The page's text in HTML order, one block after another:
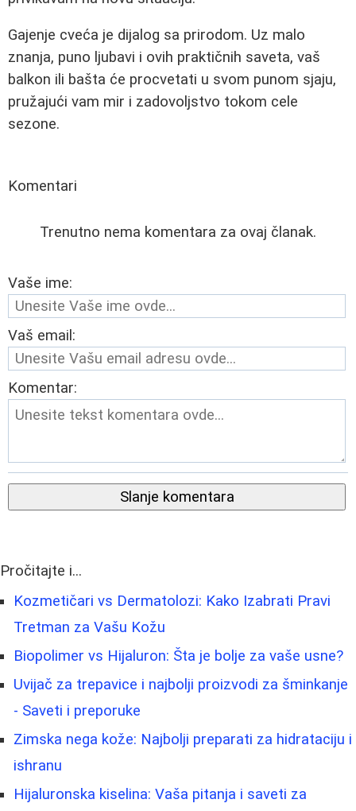
Gajenje cveća je dijalog sa prirodom. Uz malo
znanja, puno ljubavi i ovih praktičnih saveta, vaš
balkon ili bašta će procvetati u svom punom sjaju,
pružajući vam mir i zadovoljstvo tokom cele
sezone.
Komentari
Trenutno nema komentara za ovaj članak.
Vaše ime:
Vaš email:
Komentar:
Slanje komentara
Pročitajte i...
Kozmetičari vs Dermatolozi: Kako Izabrati Pravi
Tretman za Vašu Kožu
Biopolimer vs Hijaluron: Šta je bolje za vaše usne?
Uvijač za trepavice i najbolji proizvodi za šminkanje
- Saveti i preporuke
Zimska nega kože: Najbolji preparati za hidrataciju i
ishranu
Hijaluronska kiselina: Vaša pitanja i saveti za